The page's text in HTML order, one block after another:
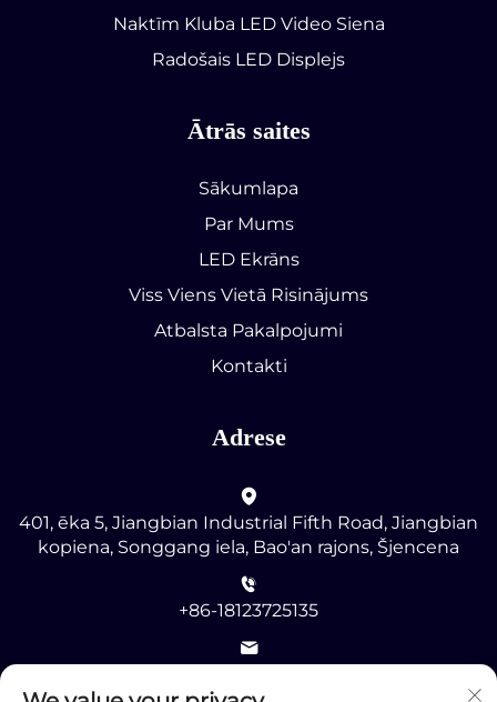
Naktīm Kluba LED Video Siena
Radošais LED Displejs
Ātrās saites
Sākumlapa
Par Mums
LED Ekrāns
Viss Viens Vietā Risinājums
Atbalsta Pakalpojumi
Kontakti
Adrese
401, ēka 5, Jiangbian Industrial Fifth Road, Jiangbian
kopiena, Songgang iela, Bao'an rajons, Šjencena
+86-18123725135